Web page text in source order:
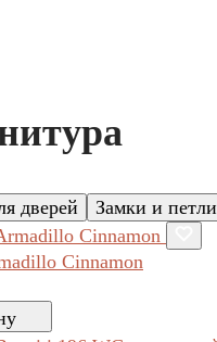
дверей Замки и петли
Cinnamon